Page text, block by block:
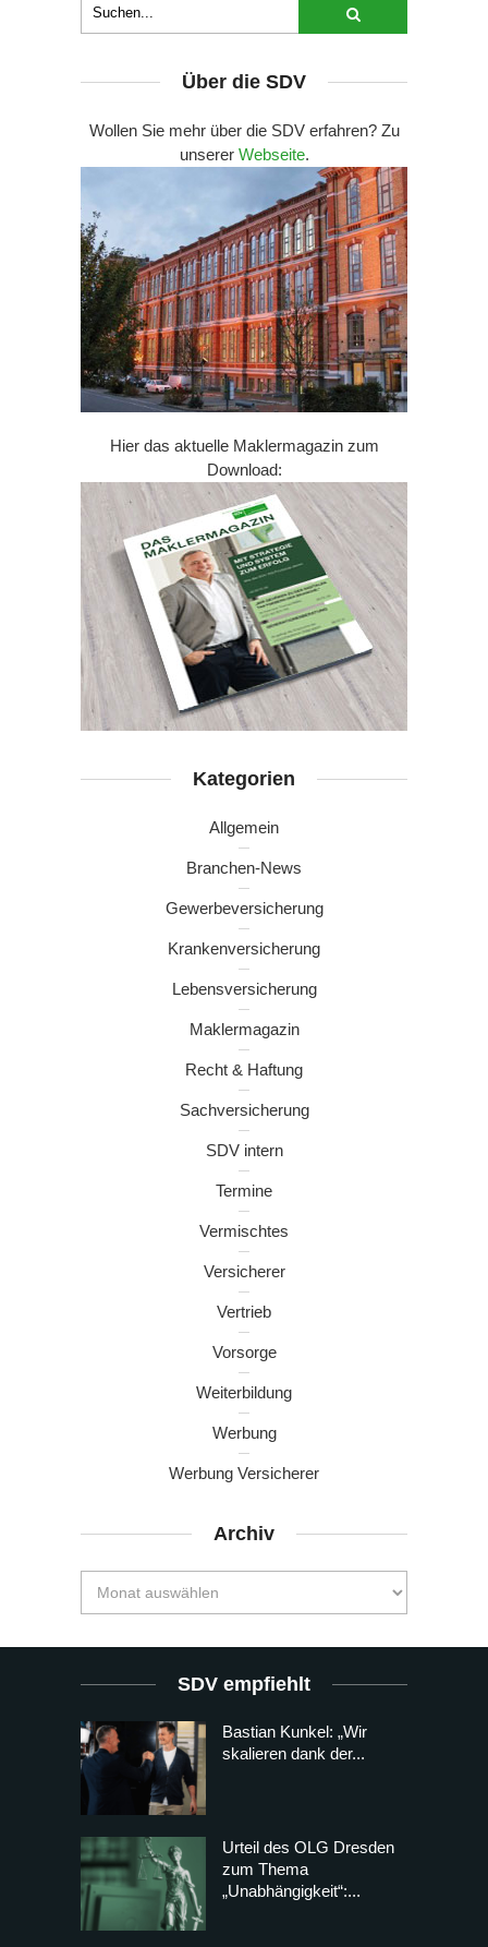
Über die SDV
Wollen Sie mehr über die SDV erfahren? Zu
unserer Webseite.
Hier das aktuelle Maklermagazin zum
Download:
Kategorien
Allgemein
Branchen-News
Gewerbeversicherung
Krankenversicherung
Lebensversicherung
Maklermagazin
Recht & Haftung
Sachversicherung
SDV intern
Termine
Vermischtes
Versicherer
Vertrieb
Vorsorge
Weiterbildung
Werbung
Werbung Versicherer
Archiv
SDV empfiehlt
Bastian Kunkel: „Wir
skalieren dank der...
Urteil des OLG Dresden
zum Thema
„Unabhängigkeit“:...